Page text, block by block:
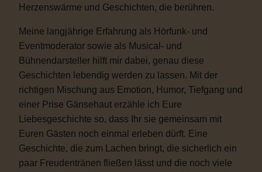
Herzenswärme und Geschichten, die berühren.
Meine langjährige Erfahrung als Hörfunk- und
Eventmoderator sowie als Musical- und
Bühnendarsteller hilft mir dabei, genau diese
Geschichten lebendig werden zu lassen. Mit der
richtigen Mischung aus Emotion, Humor, Tiefgang und
einer Prise Gänsehaut erzähle ich Eure
Liebesgeschichte so, dass Ihr sie gemeinsam mit
Euren Gästen noch einmal erleben dürft. Eine
Geschichte, die zum Lachen bringt, die sicherlich ein
paar Freudentränen fließen lässt und die noch viele